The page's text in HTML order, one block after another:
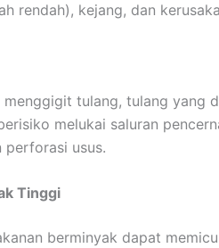
rendah), kejang, dan
tulang, tulang yang
melukai saluran
perforasi usus.
Tinggi
berminyak dapat